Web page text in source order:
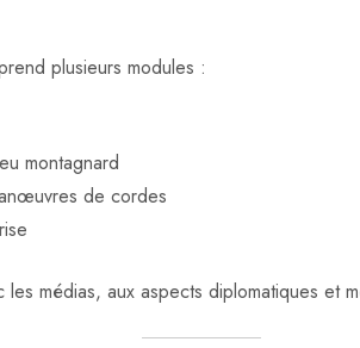
plusieurs modules :
montagnard
de cordes
médias, aux aspects diplomatiques et